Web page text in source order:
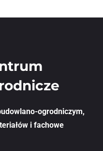
ogrodniczym,
i fachowe